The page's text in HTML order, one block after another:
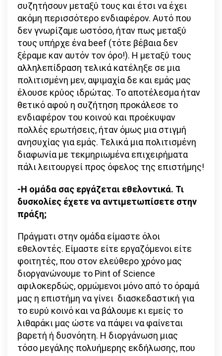
συζητήσουν μεταξύ τους και έτσι να έχει
ακόμη περισσότερο ενδιαφέρον. Αυτό που
δεν γνωρίζαμε ωστόσο, ήταν πως μεταξύ
τους υπήρχε ένα beef (τότε βέβαια δεν
ξέραμε καν αυτόν τον όρο!). Η μεταξύ τους
αλληλεπίδραση τελικά κατέληξε σε μια
πολιτισμένη μεν, αψιμαχία δε και εμάς μας
έλουσε κρύος ιδρώτας. Το αποτέλεσμα ήταν
θετικό αφού η συζήτηση προκάλεσε το
ενδιαφέρον του κοινού και προέκυψαν
πολλές ερωτήσεις, ήταν όμως μια στιγμή
ανησυχίας για εμάς. Τελικά μια πολιτισμένη
διαφωνία με τεκμηριωμένα επιχειρήματα
πάλι λειτουργεί προς όφελος της επιστήμης!
-Η ομάδα σας εργάζεται εθελοντικά. Τι
δυσκολίες έχετε να αντιμετωπίσετε στην
πράξη;
Πράγματι στην ομάδα είμαστε όλοι
εθελοντές. Είμαστε είτε εργαζόμενοι είτε
φοιτητές, που στον ελεύθερο χρόνο μας
διοργανώνουμε το Pint of Science
αφιλοκερδώς, ορμώμενοι μόνο από το όραμά
μας η επιστήμη να γίνει διασκεδαστική για
το ευρύ κοινό και να βάλουμε κι εμείς το
λιθαράκι μας ώστε να πάψει να φαίνεται
βαρετή ή δυσνόητη. Η διοργάνωση μιας
τόσο μεγάλης πολυήμερης εκδήλωσης, που